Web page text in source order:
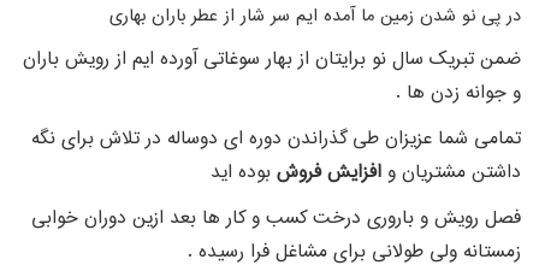
در پی نو شدن زمین ما آمده ایم سر شار از عطر باران بهاری
ضمن تبریک سال نو برایتان از بهار سوغاتی آورده ایم از رویش باران
و جوانه زدن ها .
تمامی شما عزیزان طی گذراندن دوره ای دوساله در تلاش برای نگه
داشتن مشتریان وافزایش فروشبوده اید
فصل رویش و باروری درخت کسب و کار ها بعد ازین دوران خوابی
زمستانه ولی طولانی برای مشاغل فرا رسیده .